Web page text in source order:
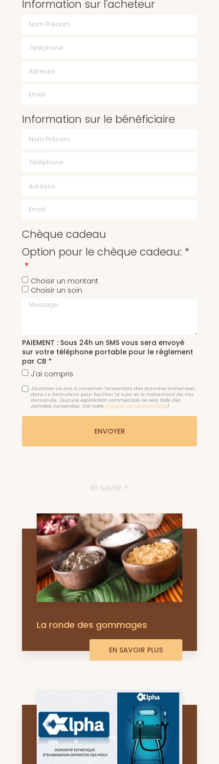
Information sur l'acheteur
Information sur le bénéficiaire
Chèque cadeau
Option pour le chèque cadeau: *
Choisir un montant
Choisir un soin
Message
PAIEMENT : Sous 24h un SMS vous sera envoyé
sur votre téléphone portable pour le règlement
par CB *
J'ai compris
J'autorise ce site à conserver l'ensemble des données transmises
dans ce formulaire pour faciliter le suivi et le traitement de ma
demande. (Aucune exploitation commerciale ne sera faite des
données conservées. Voir notre politique de confidentialité)
En savoir +
La ronde des gommages
EN SAVOIR PLUS